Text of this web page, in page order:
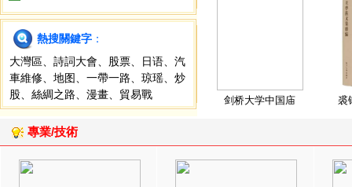
熱搜關鍵字 ：
大灣區
詩詞大會 股票 日语
汽
車維修
地图 一帶一路 琼瑶
炒
股
絲綢之路 漫畫 貿易戰 剑桥大学中国庙 裘
專業/技術